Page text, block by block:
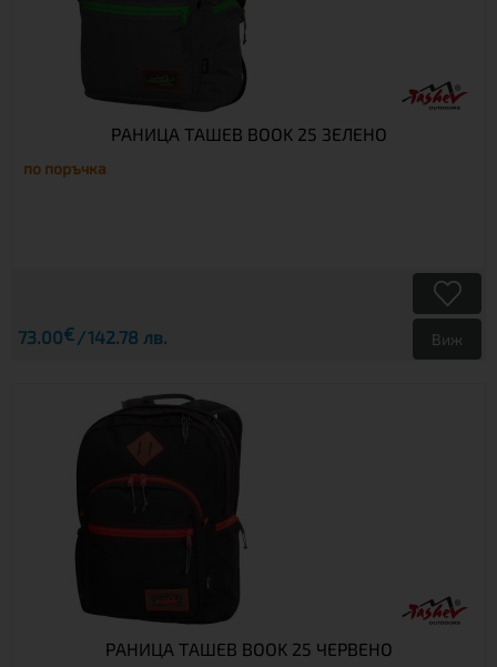
РАНИЦА ТАШЕВ BOOK 25 ЗЕЛЕНО
по поръчка
73.00€ 142.78 лв. Виж
РАНИЦА ТАШЕВ BOOK 25 ЧЕРВЕНО